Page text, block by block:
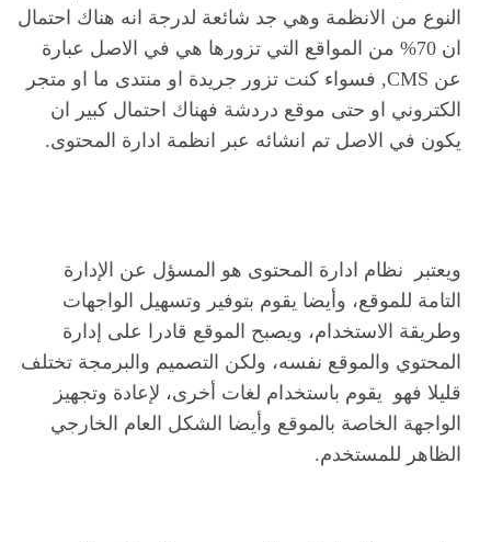
النوع من الانظمة وهي جد شائعة لدرجة انه هناك احتمال
ان 70% من المواقع التي تزورها هي في الاصل عبارة
عن CMS, فسواء كنت تزور جريدة او منتدى ما او متجر
الكتروني او حتى موقع دردشة فهناك احتمال كبير ان
يكون في الاصل تم انشائه عبر انظمة ادارة المحتوى.
ويعتبر نظام ادارة المحتوى هو المسؤل عن الإدارة
التامة للموقع، وأيضا يقوم بتوفير وتسهيل الواجهات
وطريقة الاستخدام، ويصبح الموقع قادرا على إدارة
المحتوي والموقع نفسه، ولكن التصميم والبرمجة تختلف
قليلا فهو يقوم باستخدام لغات أخرى، لإعادة وتجهيز
الواجهة الخاصة بالموقع وأيضا الشكل العام الخارجي
الظاهر للمستخدم.